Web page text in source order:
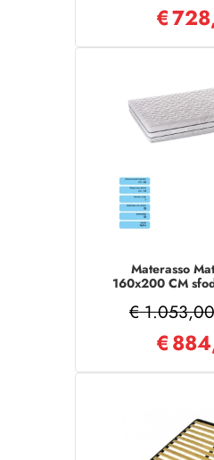
€
Materasso
160x200 CM
€ 1.053,00
€